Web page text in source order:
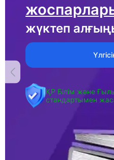
жүктеп
ҚР Білім және
стандартымен